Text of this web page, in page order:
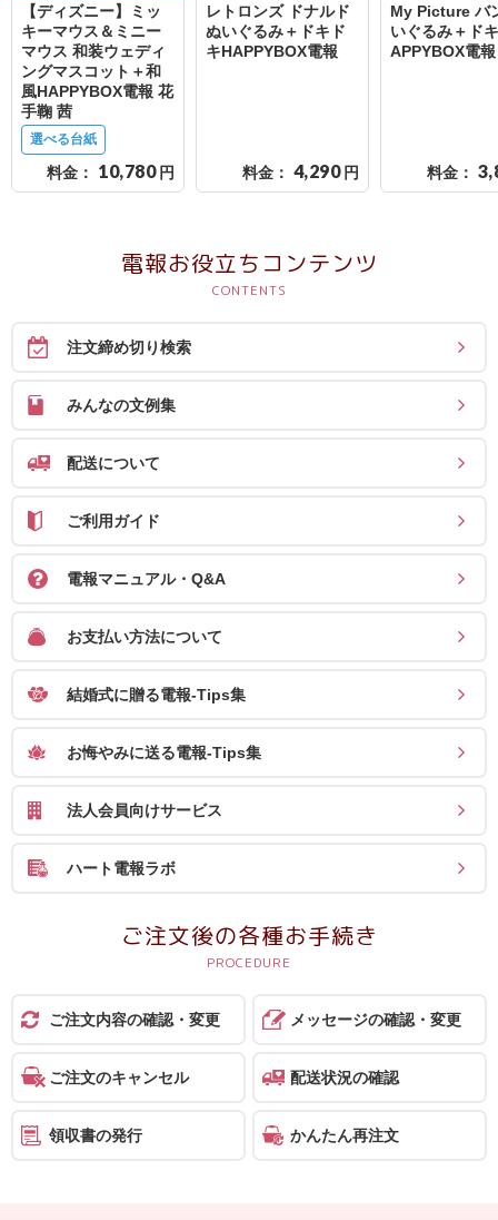
集
お
み
Tips
会
向
サ
ビ
ー
電
お
合
【ディズニー】ミッ
キーマウス＆ミニー
マウス 和装ウェディ
ングマスコット＋和
風HAPPYBOX電報 花
手鞠 茜
選べる台紙
料金： 10,780 円
レトロンズ ドナルド
ぬいぐるみ＋ドキド
キHAPPYBOX電報
料金： 4,290 円
My Picture バ
いぐるみ＋ド
APPYBOX電報
料金：
電報お役立ちコンテンツ
注文締め切り検索
みんなの文例集
配送について
ご利用ガイド
電報マニュアル・Q&A
お支払い方法について
結婚式に贈る電報-Tips集
お悔やみに送る電報-Tips集
法人会員向けサービス
ハート電報ラボ
ご注文後の各種お手続き
ご注文内容の確認・変更 メッセージの確認・変更
ご注文のキャンセル 配送状況の確認
領収書の発行 かんたん再注文